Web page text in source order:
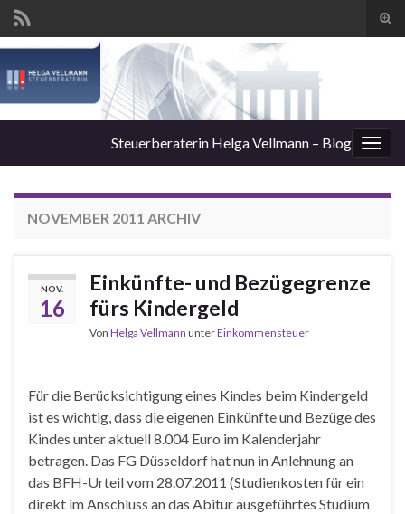
Steuerberaterin Helga Vellmann – Blog
NOVEMBER 2011 ARCHIV
NOV.
16
Einkünfte- und Bezügegrenze
fürs Kindergeld
Von Helga Vellmann unterEinkommensteuer
Für die Berücksichtigung eines Kindes beim Kindergeld
ist es wichtig, dass die eigenen Einkünfte und Bezüge des
Kindes unter aktuell 8.004 Euro im Kalenderjahr
betragen. Das FG Düsseldorf hat nun in Anlehnung an
das BFH-Urteil vom 28.07.2011 (Studienkosten für ein
direkt im Anschluss an das Abitur ausgeführtes Studium